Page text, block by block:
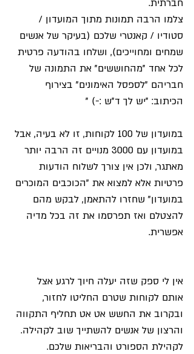
חברתית.
צלמו הרבה תמונות מתוך המועדון /
סטודיו / קאנטרי שלכם (בעיקר של אנשים
שמחים ומחוייכים), ושלחו בהודעה פרטית
לכל אחד "מהחוששים" את התמונה של
חבריהם "לספסל האימונים" בצירוף
הכיתוב: "יש לך ד"ש :-) "
במועדון של 100 לקוחות, זו לא בעיה, אבל
במועדון עם 3000 מנויים זה הרבה יותר
מאתגר, ולכן אין צורך לשלוח הודעות
פרטיות אלא למצוא את "הכוכבים המוכרים
במועדון" שחזרו להתאמן, לבקש מהם
להצטלם ואז תפרסמו את זה בכל מדיה
אפשרית.
אין לי ספק שזה יעלה חיוך לרגע אצל
אותם לקוחות שטרם החליטו לחזור,
ובקרוב את החשש אט אט תחליף התקווה
והרצון של אנשים להשתייך שוב לקהילה.
לקהילת הספורט והבריאות שלכם.